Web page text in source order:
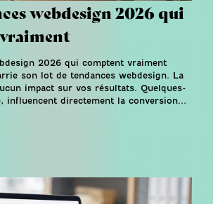
webdesign 2026 qui
2026 qui comptent vraiment
son lot de tendances webdesign. La
impact sur vos résultats. Quelques-
influencent directement la conversion...